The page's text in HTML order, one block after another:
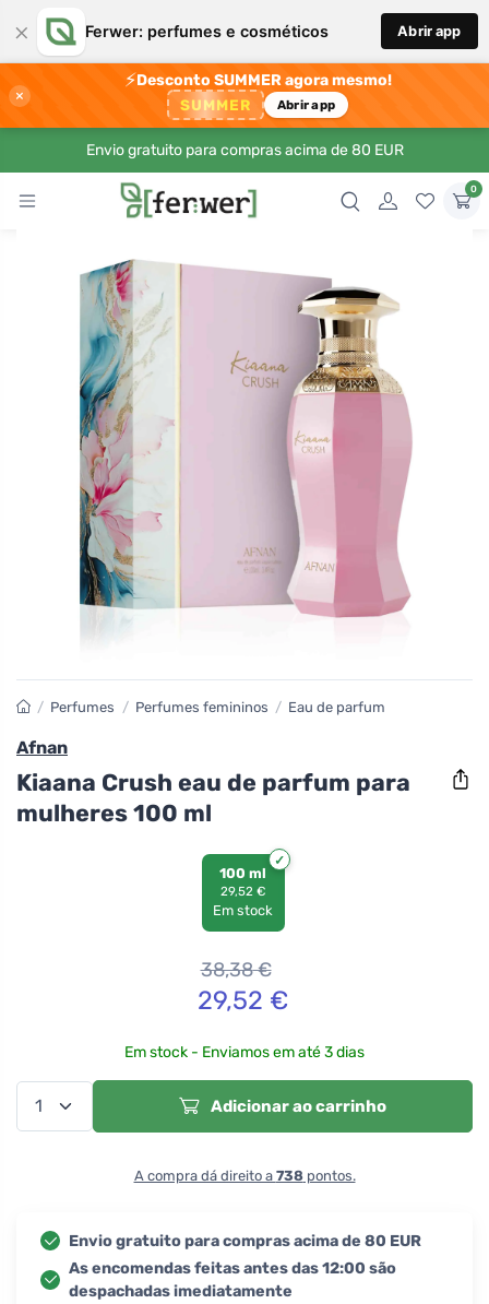
× Ferwer: perfumes e cosméticos Abrir app
×
⚡Desconto SUMMER agora mesmo!
SUMMER Abrir app
Envio gratuito para compras acima de 80 EUR
0
/ Perfumes / Perfumes femininos / Eau de parfum
Afnan
Kiaana Crush eau de parfum para
mulheres 100 ml
100 ml
29,52 €
Em stock
38,38€
29,52 €
Em stock - Enviamos em até 3 dias
Adicionar ao carrinho
A compra dá direito a 738pontos.
Envio gratuito para compras acima de 80 EUR
As encomendas feitas antes das 12:00 são
despachadas imediatamente